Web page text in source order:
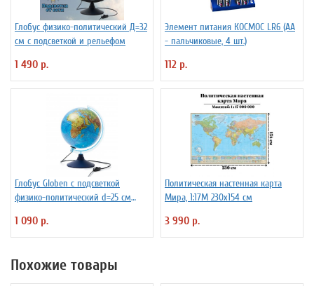
Глобус физико-политический Д=32
см с подсветкой и рельефом
1 490 р.
Элемент питания КОСМОС LR6 (АА
- пальчиковые, 4 шт.)
112 р.
Глобус Globen с подсветкой
физико-политический d=25 см
1 090 р.
Политическая настенная карта
Мира, 1:17М 230х154 см
3 990 р.
Похожие товары